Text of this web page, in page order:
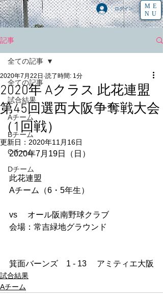
ログイン
ME
NU
記事
全ての記事
試合結果
Aチーム
Bチーム
Cチーム
Dチーム
全ての記事
2020年 Aクラス 此花連盟
第45回選西大阪争奪戦大会
（1回戦）
2020年7月22日 読了時間: 1分
更新日： 2020年11月16日
2020年7月19日（日）
此花連盟
Aチーム（6・5年生）
vs　 オール阪南野球クラブ
会場：常吉緑地グラウンド
箕面バーンズ　1 - 13　 アミティエ大阪
試合結果
Aチーム